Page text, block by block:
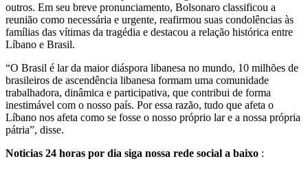
outros. Em seu breve pronunciamento, Bolsonaro classificou a
reunião como necessária e urgente, reafirmou suas condolências às
famílias das vítimas da tragédia e destacou a relação histórica entre
Líbano e Brasil.
“O Brasil é lar da maior diáspora libanesa no mundo, 10 milhões de
brasileiros de ascendência libanesa formam uma comunidade
trabalhadora, dinâmica e participativa, que contribui de forma
inestimável com o nosso país. Por essa razão, tudo que afeta o
Líbano nos afeta como se fosse o nosso próprio lar e a nossa própria
pátria”, disse.
Noticias 24 horas por dia siga nossa rede social a baixo :